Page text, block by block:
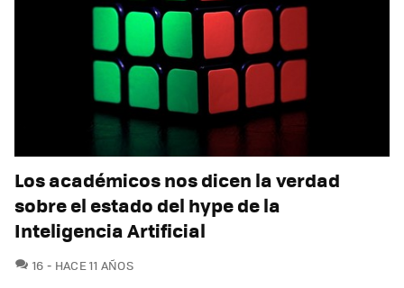
Los académicos nos dicen la verdad
sobre el estado del hype de la
Inteligencia Artificial
16 COMENTARIOS
HACE 11 AÑOS